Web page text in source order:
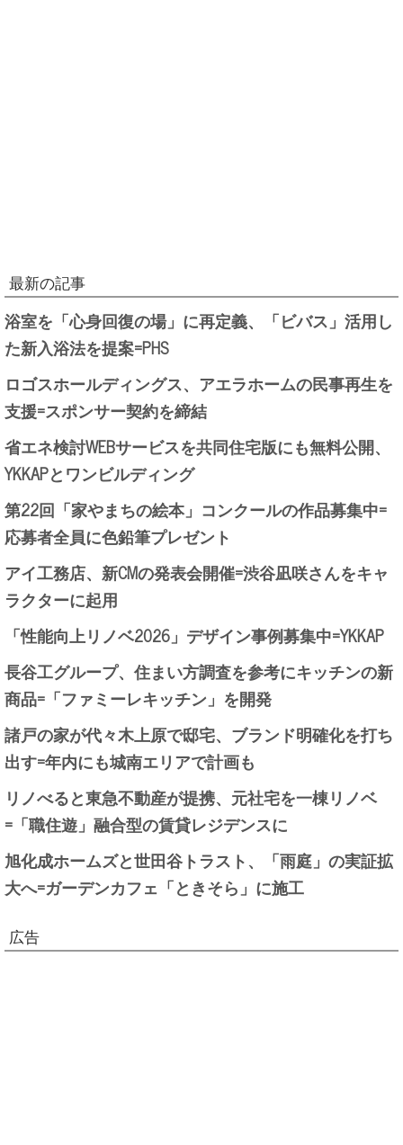
最新の記事
浴室を「心身回復の場」に再定義、「ビバス」活用し
た新入浴法を提案=PHS
ロゴスホールディングス、アエラホームの民事再生を
支援=スポンサー契約を締結
省エネ検討WEBサービスを共同住宅版にも無料公開、
YKKAPとワンビルディング
第22回「家やまちの絵本」コンクールの作品募集中=
応募者全員に色鉛筆プレゼント
アイ工務店、新CMの発表会開催=渋谷凪咲さんをキャ
ラクターに起用
「性能向上リノベ2026」デザイン事例募集中=YKKAP
長谷工グループ、住まい方調査を参考にキッチンの新
商品=「ファミーレキッチン」を開発
諸戸の家が代々木上原で邸宅、ブランド明確化を打ち
出す=年内にも城南エリアで計画も
リノべると東急不動産が提携、元社宅を一棟リノベ
=「職住遊」融合型の賃貸レジデンスに
旭化成ホームズと世田谷トラスト、「雨庭」の実証拡
大へ=ガーデンカフェ「ときそら」に施工
広告